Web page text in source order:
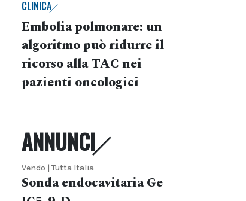
CLINICA
Embolia polmonare: un
algoritmo può ridurre il
ricorso alla TAC nei
pazienti oncologici
ANNUNCI
Vendo | Tutta Italia
Sonda endocavitaria Ge